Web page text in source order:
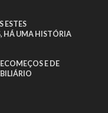
ESTES
HÁ UMA HISTÓRIA
E DE